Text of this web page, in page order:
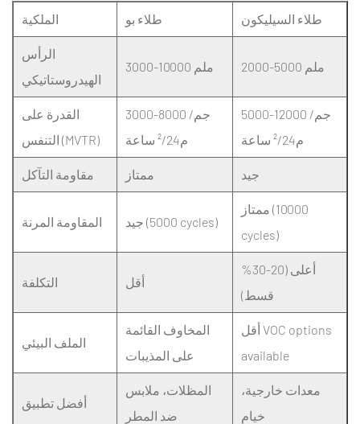
صديق
للبيئة
5.1
شهادة
GRS
والتحقق
من
المحتوى
المعاد
5.2
تكافؤ
الألياف
العذراء
المستدام
الملكية طلاء بو طلاء السيليكون
الرأس
الهيدروستاتيكي
3000-10000 ملم 2000-5000 ملم
القدرة على
التنفس (MVTR)
3000-8000 جم/
م²/24 ساعة
5000-12000 جم/
م²/24 ساعة
مقاومة التآكل ممتاز جيد
المقاومة المرنة جيد (5000 cycles)
ممتاز (10000
cycles)
التكلفة أقل
أعلى (20-30%
قسط)
الملف البيئي
المخاوف القائمة
على المذيبات
أقل VOC options
available
أفضل تطبيق
المظلات، ملابس
ضد المطر
معدات خارجية،
خيام